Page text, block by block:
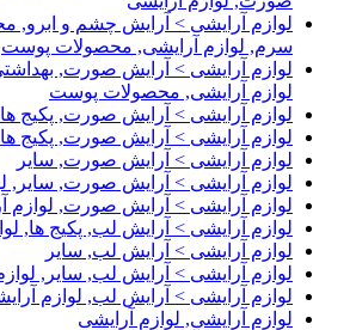
لوازم آرایشی > آرایش چشم و
سرم, لوازم آرایشی, محصولات پوست
لوازم آرایشی > آرایش صورت,
لوازم آرایشی, محصولات پوست
لوازم آرایشی > آرایش صورت, پکیج
لوازم آرایشی > آرایش صورت, پکیج
لوازم آرایشی > آرایش صورت, سایر
لوازم آرایشی > آرایش صورت, سایر,
لوازم آرایشی > آرایش صورت, لوازم
لوازم آرایشی > آرایش لب, پکیج ها,
لوازم آرایشی > آرایش لب, سایر
لوازم آرایشی > آرایش لب, سایر,
لوازم آرایشی > آرایش لب, لوازم
لوازم آرایشی, لوازم آرایشی